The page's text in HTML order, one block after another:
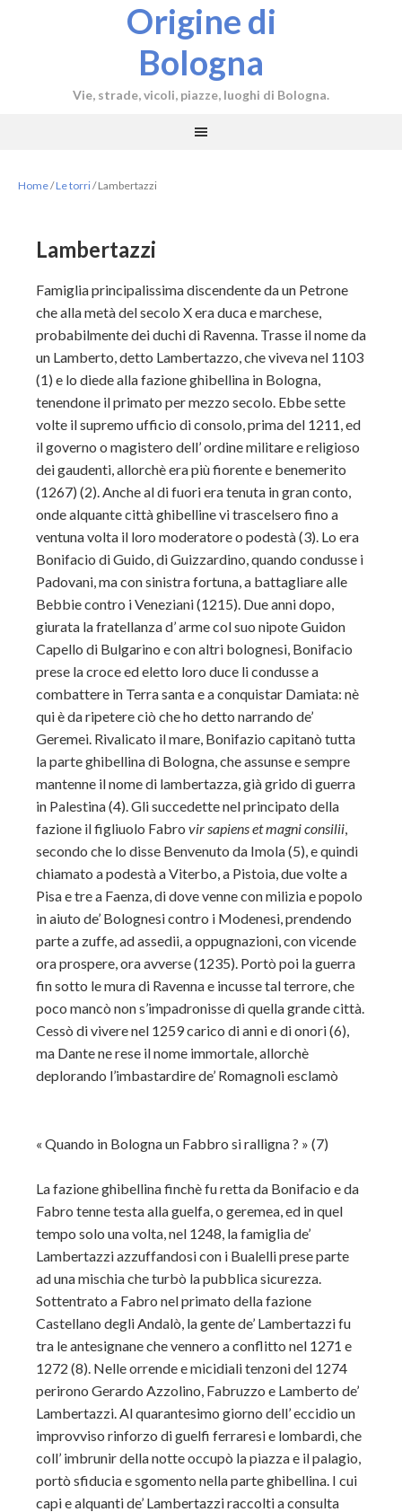
Origine di
Bologna
Vie, strade, vicoli, piazze, luoghi di Bologna.
Home/Le torri/Lambertazzi
Lambertazzi
Famiglia principalissima discendente da un Petrone
che alla metà del secolo X era duca e marchese,
probabilmente dei duchi di Ravenna. Trasse il nome da
un Lamberto, detto Lambertazzo, che viveva nel 1103
(1) e lo diede alla fazione ghibellina in Bologna,
tenendone il primato per mezzo secolo. Ebbe sette
volte il supremo ufficio di consolo, prima del 1211, ed
il governo o magistero dell’ ordine militare e religioso
dei gaudenti, allorchè era più fiorente e benemerito
(1267) (2). Anche al di fuori era tenuta in gran conto,
onde alquante città ghibelline vi trascelsero fino a
ventuna volta il loro moderatore o podestà (3). Lo era
Bonifacio di Guido, di Guizzardino, quando condusse i
Padovani, ma con sinistra fortuna, a battagliare alle
Bebbie contro i Veneziani (1215). Due anni dopo,
giurata la fratellanza d’ arme col suo nipote Guidon
Capello di Bulgarino e con altri bolognesi, Bonifacio
prese la croce ed eletto loro duce li condusse a
combattere in Terra santa e a conquistar Damiata: nè
qui è da ripetere ciò che ho detto narrando de’
Geremei. Rivalicato il mare, Bonifazio capitanò tutta
la parte ghibellina di Bologna, che assunse e sempre
mantenne il nome di lambertazza, già grido di guerra
in Palestina (4). Gli succedette nel principato della
fazione il figliuolo Fabro vir sapiens et magni consilii,
secondo che lo disse Benvenuto da Imola (5), e quindi
chiamato a podestà a Viterbo, a Pistoia, due volte a
Pisa e tre a Faenza, di dove venne con milizia e popolo
in aiuto de’ Bolognesi contro i Modenesi, prendendo
parte a zuffe, ad assedii, a oppugnazioni, con vicende
ora prospere, ora avverse (1235). Portò poi la guerra
fin sotto le mura di Ravenna e incusse tal terrore, che
poco mancò non s’impadronisse di quella grande città.
Cessò di vivere nel 1259 carico di anni e di onori (6),
ma Dante ne rese il nome immortale, allorchè
deplorando l’imbastardire de’ Romagnoli esclamò
« Quando in Bologna un Fabbro si ralligna ? » (7)
La fazione ghibellina finchè fu retta da Bonifacio e da
Fabro tenne testa alla guelfa, o geremea, ed in quel
tempo solo una volta, nel 1248, la famiglia de’
Lambertazzi azzuffandosi con i Bualelli prese parte
ad una mischia che turbò la pubblica sicurezza.
Sottentrato a Fabro nel primato della fazione
Castellano degli Andalò, la gente de’ Lambertazzi fu
tra le antesignane che vennero a conflitto nel 1271 e
1272 (8). Nelle orrende e micidiali tenzoni del 1274
perirono Gerardo Azzolino, Fabruzzo e Lamberto de’
Lambertazzi. Al quarantesimo giorno dell’ eccidio un
improvviso rinforzo di guelfi ferraresi e lombardi, che
coll’ imbrunir della notte occupò la piazza e il palagio,
portò sfiducia e sgomento nella parte ghibellina. I cui
capi e alquanti de’ Lambertazzi raccolti a consulta